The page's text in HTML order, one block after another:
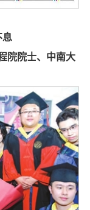
息
院院士、中南大